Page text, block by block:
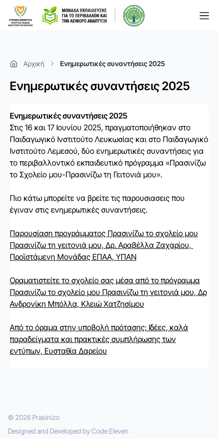
Αρχική Ενημερωτικές συναντήσεις 2025
Ενημερωτικές συναντήσεις 2025
Ενημερωτικές συναντήσεις 2025
Στις 16 και 17 Ιουνίου 2025, πραγματοποιήθηκαν στο
Παιδαγωγικό Ινστιτούτο Λευκωσίας και στο Παιδαγωγικό
Ινστιτούτο Λεμεσού, δύο ενημερωτικές συναντήσεις για
το περιβαλλοντικό εκπαιδευτικό πρόγραμμα «Πρασινίζω
το Σχολείο μου-Πρασινίζω τη Γειτονιά μου».
Πιο κάτω μπορείτε να βρείτε τις παρουσιασεις που
έγιναν στις ενημερωτικές συναντήσεις.
Παρουσίαση προγράμματος Πρασινίζω το σχολείο μου
Πρασινίζω τη γειτονιά μου, Δρ. Αραβέλλα Ζαχαρίου,
Προϊστάμενη Μονάδας ΕΠΑΑ, ΥΠΑΝ
Οραματιστείτε το σχολείο σας μέσα από το πρόγραμμα
Πρασινίζω το σχολείο μου Πρασινίζω τη γειτονιά μου, Δρ
Ανδρονίκη Μπόλλα, Κλειώ Χατζησίμου
Από το όραμα στην υποβολή πρότασης: Ιδέες, καλά
παραδείγματα και πρακτικές συμπλήρωσης των
εντύπων, Ευσταθία Δαρείου
© 2026 Prasinizo
Designed and Developed byCode Eleven